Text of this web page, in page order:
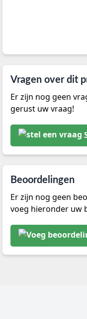
Vragen over dit
Er zijn nog geen
gerust uw vraag!
Beoordelingen
Er zijn nog geen
voeg hieronder uw